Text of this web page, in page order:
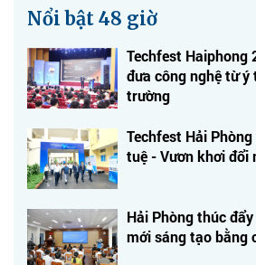
Nổi bật 48 giờ
Techfest Haiphong
đưa công nghệ từ ý
trường
Techfest Hải
tuệ - Vươn khơi đổi
Hải Phòng thúc
mới sáng tạo bằng